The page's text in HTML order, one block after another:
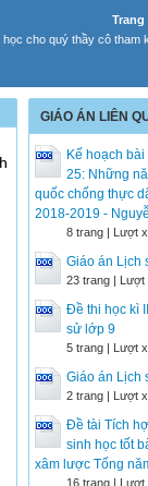
Trang
cho quý thầy cô tham
GIÁO ÁN LIÊN
Kế hoạch
25: Những
quốc chống thực
2018-2019 -
8 trang | Lượt
Giáo án Lịch
23 trang | Lượt
Đề thi học kì
sử lớp 9
5 trang | Lượt
Giáo án Lịch
2 trang | Lượt
Đề tài Tích
sinh học tốt
xâm lược Tống
16 trang |